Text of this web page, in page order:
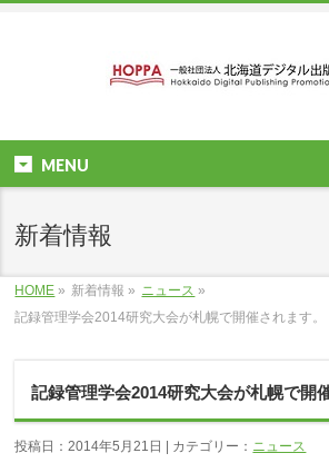
MENU
新着情報
HOME » 新着情報 » ニュース »
記録管理学会2014研究大会が札幌で開催されます。
記録管理学会2014研究大会が札幌で開
投稿日：2014年5月21日 | カテゴリー： ニュース